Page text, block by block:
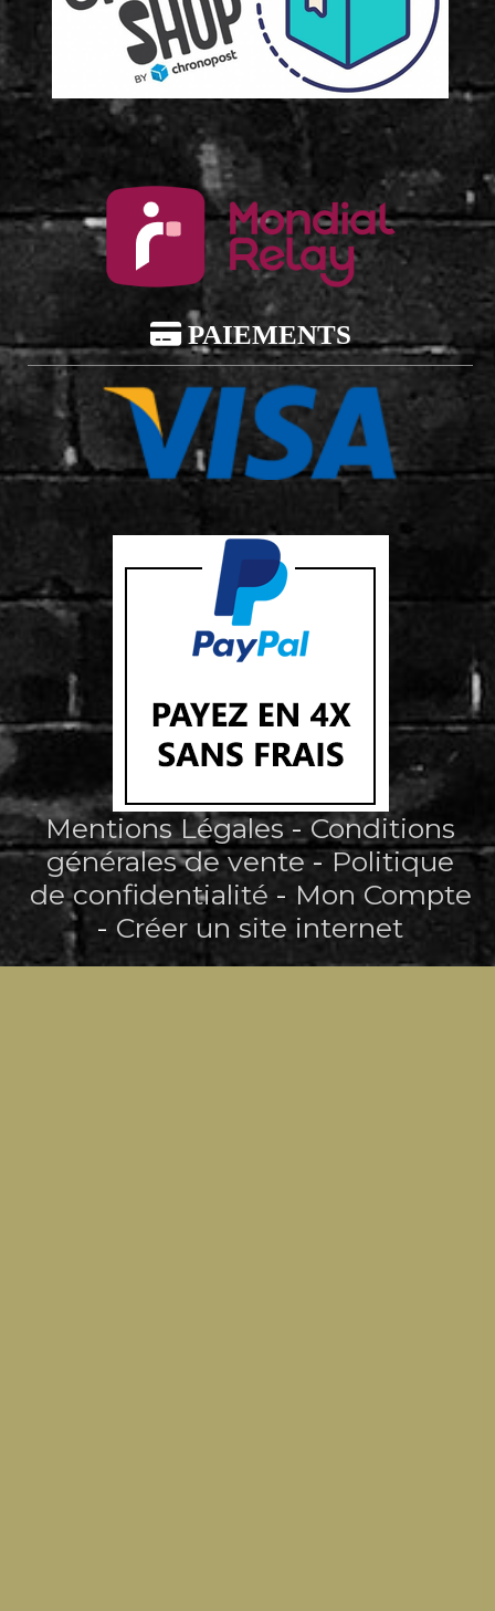
 PAIEMENTS
Mentions Légales
Conditions
générales de vente
Politique
de confidentialité
Mon Compte
Créer un site internet